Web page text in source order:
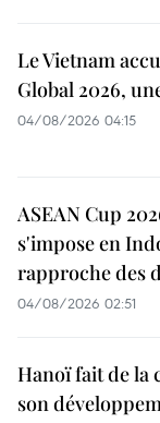
Le Vietnam
Global 2026,
04/08/2026 04:15
ASEAN Cup
s'impose en
rapproche des
04/08/2026 02:51
Hanoï fait de la
son